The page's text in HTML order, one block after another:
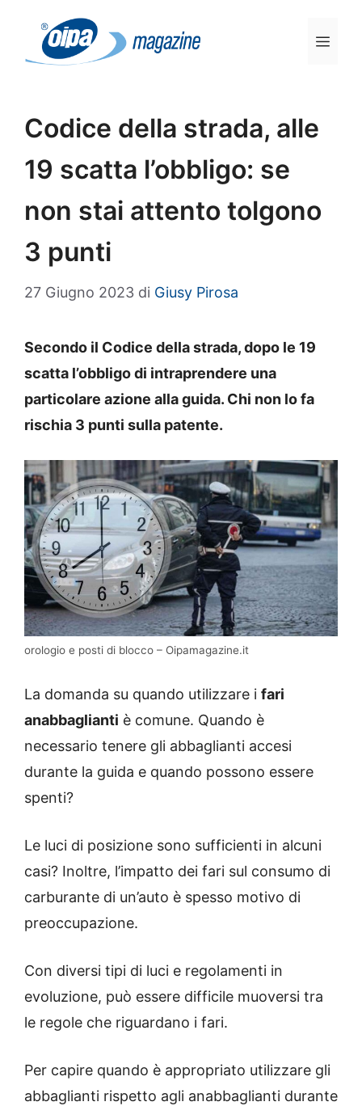
contenuto
Codice della strada, alle
19 scatta l’obbligo: se
non stai attento tolgono
3 punti
27 Giugno 2023 di Giusy Pirosa
Secondo il Codice della strada, dopo le 19
scatta l’obbligo di intraprendere una
particolare azione alla guida. Chi non lo fa
rischia 3 punti sulla patente.
orologio e posti di blocco – Oipamagazine.it
La domanda su quando utilizzare i fari
anabbaglianti è comune. Quando è
necessario tenere gli abbaglianti accesi
durante la guida e quando possono essere
spenti?
Le luci di posizione sono sufficienti in alcuni
casi? Inoltre, l’impatto dei fari sul consumo di
carburante di un’auto è spesso motivo di
preoccupazione.
Con diversi tipi di luci e regolamenti in
evoluzione, può essere difficile muoversi tra
le regole che riguardano i fari.
Per capire quando è appropriato utilizzare gli
abbaglianti rispetto agli anabbaglianti durante